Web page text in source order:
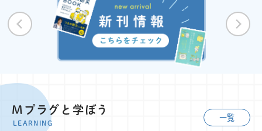
Mプラグと学ぼう
LEARNING
一覧